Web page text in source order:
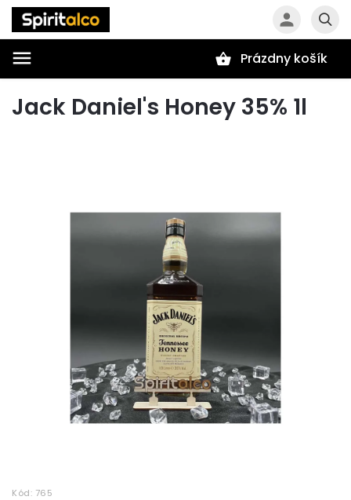
Prázdny košík
Jack Daniel's Honey 35% 1l
Kód: 765